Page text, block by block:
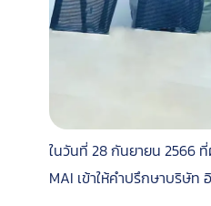
ในวันที่ 28 กันยายน 2566
MAI เข้าให้คำปรึกษาบริษั